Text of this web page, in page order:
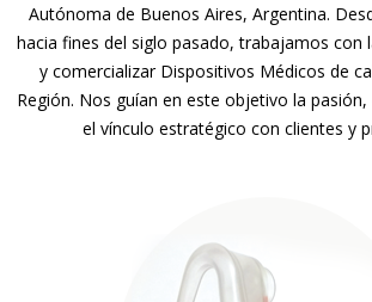
Autónoma de Buenos Aires, Argentina.
hacia fines del siglo pasado, trabajamos con
y comercializar Dispositivos Médicos de
Región. Nos guían en este objetivo la
el vínculo estratégico con clientes y